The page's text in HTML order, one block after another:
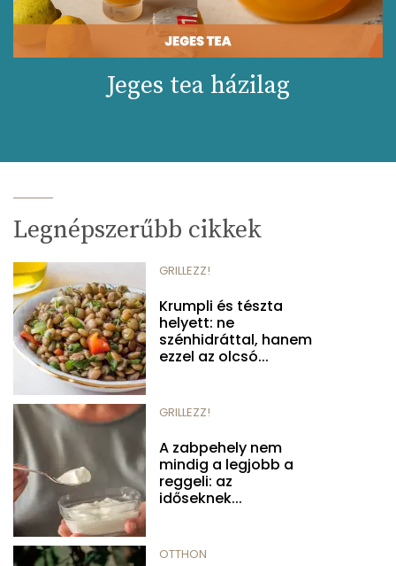
Jeges tea házilag
Legnépszerűbb cikkek
GRILLEZZ!
Krumpli és tészta
helyett: ne
szénhidráttal, hanem
ezzel az olcsó...
GRILLEZZ!
A zabpehely nem
mindig a legjobb a
reggeli: az
időseknek...
OTTHON